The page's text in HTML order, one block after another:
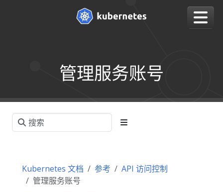
管理服务账号
Kubernetes 文档 参考
API 访问控制
管理服务账号